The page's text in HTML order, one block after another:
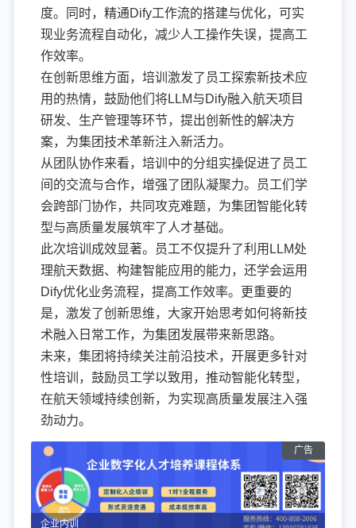
度。同时，精通Dify工作流的搭建与优化，可实
现业务流程自动化，减少人工操作失误，提高工
作效率。
在创新思维方面，培训激发了员工探索新技术应
用的热情，鼓励他们将LLM与Dify融入航天项目
研发、生产管理等环节，提出创新性的解决方
案，为集团技术革新注入新活力。
从团队协作来看，培训中的分组实操促进了员工
间的交流与合作，增强了团队凝聚力。员工们学
会跨部门协作，共同攻克难题，为集团智能化转
型与高质量发展筑牢了人才基础。
此次培训成效显著。员工不仅提升了利用LLM处
理航天数据、构建智能应用的能力，还学会运用
Dify优化业务流程，提高工作效率。更重要的
是，激发了创新思维，大家开始思考如何将新技
术融入日常工作，为集团发展带来新思路。
未来，集团将持续关注前沿技术，开展更多针对
性培训，鼓励员工学以致用，推动智能化转型，
在航天领域持续创新，为实现高质量发展注入强
劲动力。
企业内训